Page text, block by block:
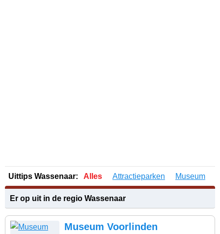
Uittips Wassenaar: Alles Attractieparken Museum
Er op uit in de regio Wassenaar
Museum Voorlinden